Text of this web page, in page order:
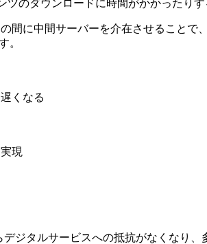
のダウンロードに時間がかかったりす
間に中間サーバーを介在させること
。
ジタルサービスへの抵抗がなくなり